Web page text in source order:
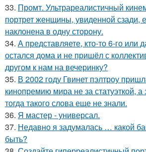
33. Промт. Ультрареалистичный
портрет женщины, увиденной сзади,
наклонена в одну сторону.
34. А представляете, кто-то 6-го или
остался дома и не пришёл с
другом к нам на вечеринку?
35. В 2002 году Гвинет пэлтроу
кинопремию мира не за статуэткой,
тогда такого слова еще не знали.
36. Я мастер - универсал.
37. Недавно я задумалась … какой
быть?